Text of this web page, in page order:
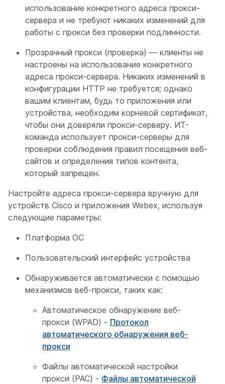
использование конкретного адреса прокси-
сервера и не требуют никаких изменений для
работы с прокси без проверки подлинности.
Прозрачный прокси (проверка) — клиенты не
настроены на использование конкретного
адреса прокси-сервера. Никаких изменений в
конфигурации HTTP не требуется; однако
вашим клиентам, будь то приложения или
устройства, необходим корневой сертификат,
чтобы они доверяли прокси-серверу. ИТ-
команда использует прокси-серверы для
проверки соблюдения правил посещения веб-
сайтов и определения типов контента,
который запрещен.
Настройте адреса прокси-сервера вручную для
устройств Cisco и приложения Webex, используя
следующие параметры:
Платформа ОС
Пользовательский интерфейс устройства
Обнаруживается автоматически с помощью
механизмов веб-прокси, таких как:
Автоматическое обнаружение веб-
прокси (WPAD) - Протокол
автоматического обнаружения веб-
прокси
Файлы автоматической настройки
прокси (PAC) - Файлы автоматической